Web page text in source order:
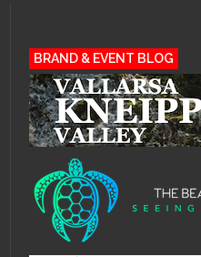
BRAND & EVENT BLOG